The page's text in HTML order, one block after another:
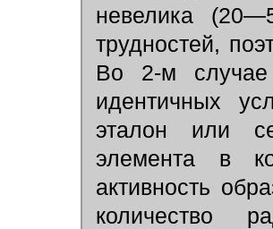
невелика
трудностей,
Во 2-м случае
идентичных
эталон или
элемента в
активность
количество